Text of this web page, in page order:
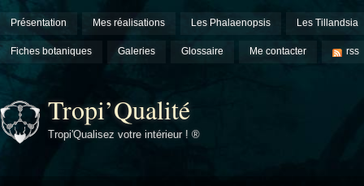
Présentation Mes réalisations Les Phalaenopsis Les Tillandsia
Fiches botaniques Galeries Glossaire Me contacter rss
Tropi’Qualité
Tropi'Qualisez votre intérieur ! ®